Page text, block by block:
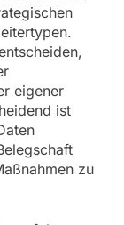
eigener
ist
zu